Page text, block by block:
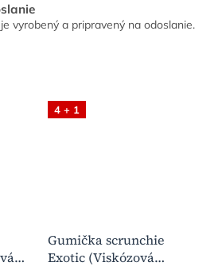
vyrobený a pripravený na odoslanie.
4 + 1
Gumička scrunchie
Exotic (Viskózová